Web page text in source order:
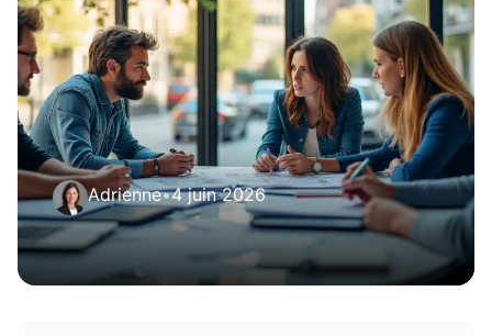
Adrienne•4 juin 2026